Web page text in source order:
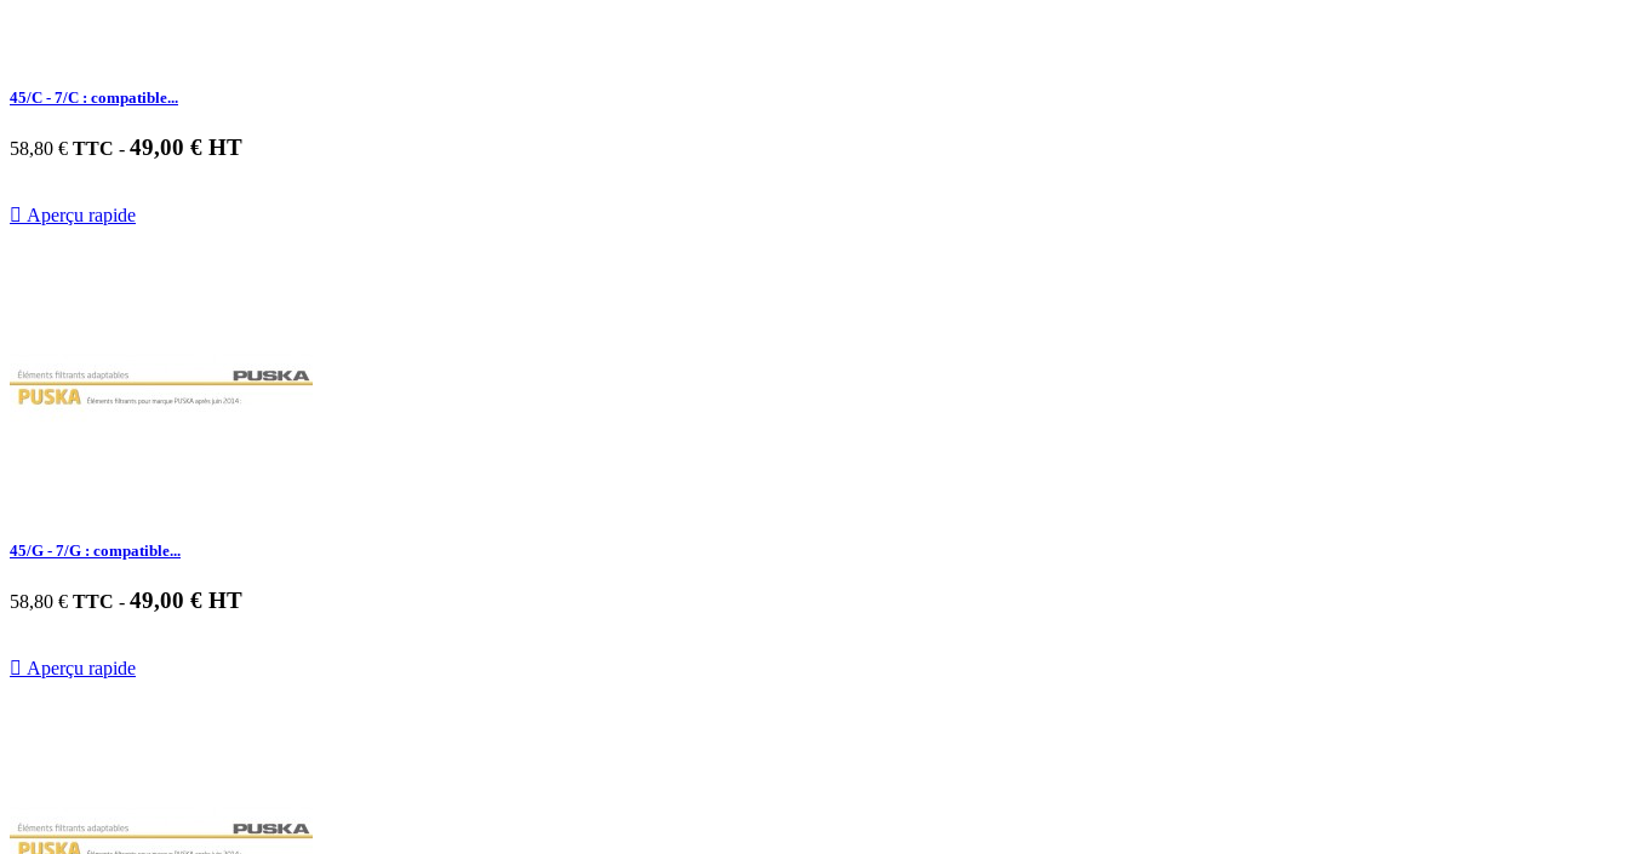
45/C - 7/C : compatible...
58,80 € TTC - 49,00 € HT
 Aperçu rapide
45/G - 7/G : compatible...
58,80 € TTC - 49,00 € HT
 Aperçu rapide